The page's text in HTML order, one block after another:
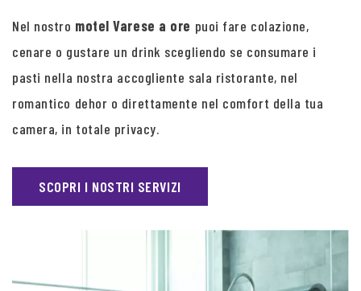
Nel nostro motel Varese a ore puoi fare colazione,
cenare o gustare un drink scegliendo se consumare i
pasti nella nostra accogliente sala ristorante, nel
romantico dehor o direttamente nel comfort della tua
camera, in totale privacy.
SCOPRI I NOSTRI SERVIZI